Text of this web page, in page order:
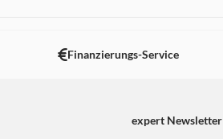
Finanzierungs-Service
expert Newsletter